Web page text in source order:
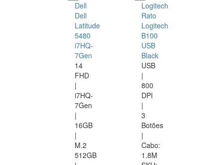
Dell
Dell
Latitude
5480
i7HQ-
7Gen
14
FHD
|
i7HQ-
7Gen
|
16GB
|
M.2
512GB
Logitech
Rato
Logitech
B100
USB
Black
USB
|
800
DPI
|
3
Botões
|
Cabo:
1.8M